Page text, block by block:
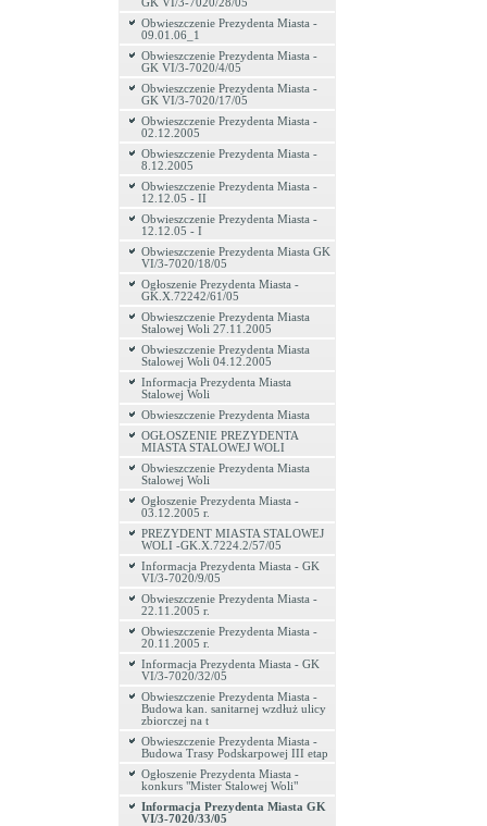
GK VI/3-7020/28/05
Obwieszczenie Prezydenta Miasta -
09.01.06_1
Obwieszczenie Prezydenta Miasta -
GK VI/3-7020/4/05
Obwieszczenie Prezydenta Miasta -
GK VI/3-7020/17/05
Obwieszczenie Prezydenta Miasta -
02.12.2005
Obwieszczenie Prezydenta Miasta -
8.12.2005
Obwieszczenie Prezydenta Miasta -
12.12.05 - II
Obwieszczenie Prezydenta Miasta -
12.12.05 - I
Obwieszczenie Prezydenta Miasta GK
VI/3-7020/18/05
Ogłoszenie Prezydenta Miasta -
GK.X.72242/61/05
Obwieszczenie Prezydenta Miasta
Stalowej Woli 27.11.2005
Obwieszczenie Prezydenta Miasta
Stalowej Woli 04.12.2005
Informacja Prezydenta Miasta
Stalowej Woli
Obwieszczenie Prezydenta Miasta
OGŁOSZENIE PREZYDENTA
MIASTA STALOWEJ WOLI
Obwieszczenie Prezydenta Miasta
Stalowej Woli
Ogłoszenie Prezydenta Miasta -
03.12.2005 r.
PREZYDENT MIASTA STALOWEJ
WOLI -GK.X.7224.2/57/05
Informacja Prezydenta Miasta - GK
VI/3-7020/9/05
Obwieszczenie Prezydenta Miasta -
22.11.2005 r.
Obwieszczenie Prezydenta Miasta -
20.11.2005 r.
Informacja Prezydenta Miasta - GK
VI/3-7020/32/05
Obwieszczenie Prezydenta Miasta -
Budowa kan. sanitarnej wzdłuż ulicy
zbiorczej na t
Obwieszczenie Prezydenta Miasta -
Budowa Trasy Podskarpowej III etap
Ogłoszenie Prezydenta Miasta -
konkurs "Mister Stalowej Woli"
Informacja Prezydenta Miasta GK
VI/3-7020/33/05